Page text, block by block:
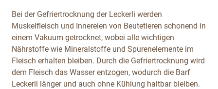
Bei der Gefriertrocknung der Leckerli werden
Muskelfleisch und Innereien von Beutetieren schonend in
einem Vakuum getrocknet, wobei alle wichtigen
Nährstoffe wie Mineralstoffe und Spurenelemente im
Fleisch erhalten bleiben. Durch die Gefriertrocknung wird
dem Fleisch das Wasser entzogen, wodurch die Barf
Leckerli länger und auch ohne Kühlung haltbar bleiben.